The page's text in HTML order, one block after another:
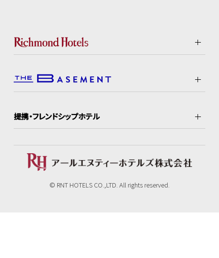
提携・フレンドシップホテル
© RNT HOTELS CO.,LTD. All rights reserved.